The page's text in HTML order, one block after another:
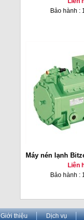
Bảo hành :
Máy nén lạnh
Liên
Bảo hành :
Giới thiệu Dịch vụ